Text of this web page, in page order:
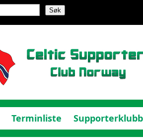
Terminliste